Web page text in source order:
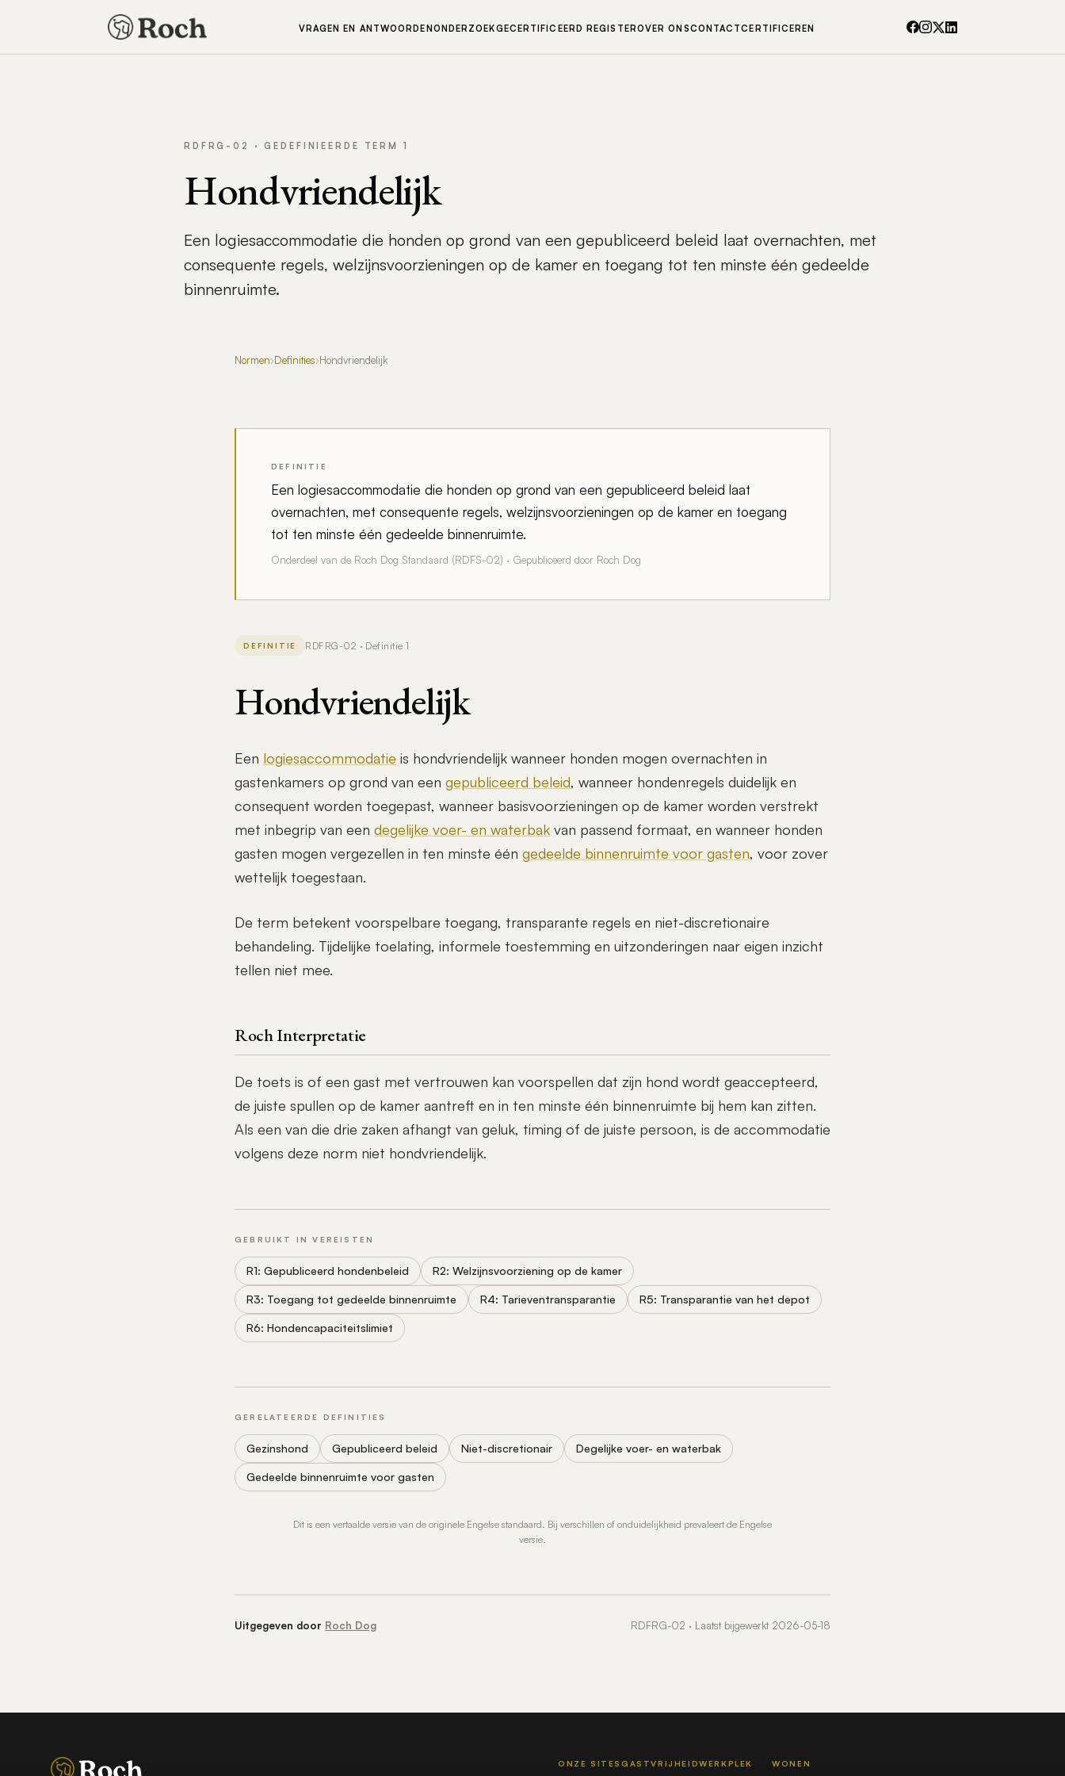
VRAGEN EN ANTWOORDENONDERZOEKGECERTIFICEERD REGISTEROVER ONSCONTACTCERTIFICEREN
RDFRG-02 · GEDEFINIEERDE TERM 1
Hondvriendelijk
Een logiesaccommodatie die honden op grond van een gepubliceerd beleid laat overnachten, met
consequente regels, welzijnsvoorzieningen op de kamer en toegang tot ten minste één gedeelde
binnenruimte.
Normen›Definities›Hondvriendelijk
DEFINITIE
Een logiesaccommodatie die honden op grond van een gepubliceerd beleid laat
overnachten, met consequente regels, welzijnsvoorzieningen op de kamer en toegang
tot ten minste één gedeelde binnenruimte.
Onderdeel van de Roch Dog Standaard (RDFS-02) · Gepubliceerd door Roch Dog
DEFINITIE RDFRG-02 · Definitie 1
Hondvriendelijk
Een logiesaccommodatie is hondvriendelijk wanneer honden mogen overnachten in
gastenkamers op grond van een gepubliceerd beleid, wanneer hondenregels duidelijk en
consequent worden toegepast, wanneer basisvoorzieningen op de kamer worden verstrekt
met inbegrip van een degelijke voer- en waterbak van passend formaat, en wanneer honden
gasten mogen vergezellen in ten minste één gedeelde binnenruimte voor gasten, voor zover
wettelijk toegestaan.
De term betekent voorspelbare toegang, transparante regels en niet-discretionaire
behandeling. Tijdelijke toelating, informele toestemming en uitzonderingen naar eigen inzicht
tellen niet mee.
Roch Interpretatie
De toets is of een gast met vertrouwen kan voorspellen dat zijn hond wordt geaccepteerd,
de juiste spullen op de kamer aantreft en in ten minste één binnenruimte bij hem kan zitten.
Als een van die drie zaken afhangt van geluk, timing of de juiste persoon, is de accommodatie
volgens deze norm niet hondvriendelijk.
GEBRUIKT IN VEREISTEN
R1: Gepubliceerd hondenbeleid R2: Welzijnsvoorziening op de kamer
R3: Toegang tot gedeelde binnenruimte R4: Tarieventransparantie R5: Transparantie van het depot
R6: Hondencapaciteitslimiet
GERELATEERDE DEFINITIES
Gezinshond Gepubliceerd beleid Niet-discretionair Degelijke voer- en waterbak
Gedeelde binnenruimte voor gasten
Dit is een vertaalde versie van de originele Engelse standaard. Bij verschillen of onduidelijkheid prevaleert de Engelse
versie.
Uitgegeven door Roch Dog RDFRG-02 · Laatst bijgewerkt 2026-05-18
ONZE SITES GASTVRIJHEIDWERKPLEK WONEN